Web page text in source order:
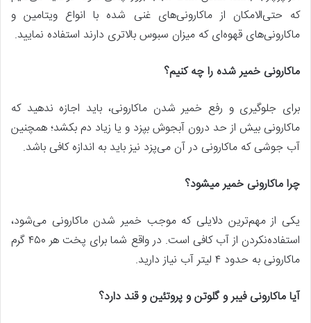
که حتی‌الامکان از ماکارونی‌های غنی شده با انواع ویتامین و
ماکارونی‌های قهوه‌ای که میزان سبوس بالاتری دارند استفاده نمایید.
ماکارونی خمیر شده را چه کنیم؟
برای جلوگیری و رفع خمیر شدن ماکارونی، باید اجازه ندهید که
ماکارونی بیش از حد درون آبجوش بپزد و یا زیاد دم بکشد؛ همچنین
آب جوشی که ماکارونی در آن می‌پزد نیز باید به اندازه کافی باشد.
چرا ماکارونی خمیر میشود؟
یکی از مهم‌ترین دلایلی که موجب خمیر شدن ماکارونی می‌شود،
استفاده‌نکردن از آب کافی است. در واقع شما برای پخت هر ۴۵۰ گرم
ماکارونی به حدود ۴ لیتر آب نیاز دارید.
آیا ماکارونی فیبر و گلوتن و پروتئین و قند دارد؟